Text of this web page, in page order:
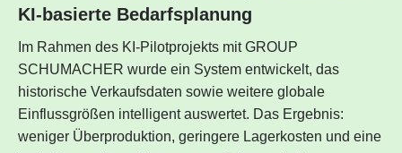
KI-basierte Bedarfsplanung
Im Rahmen des KI-Pilotprojekts mit GROUP
SCHUMACHER wurde ein System entwickelt, das
historische Verkaufsdaten sowie weitere globale
Einflussgrößen intelligent auswertet. Das Ergebnis:
weniger Überproduktion, geringere Lagerkosten und eine